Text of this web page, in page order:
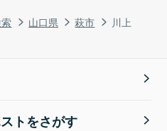
山口県 萩市 川上
トをさがす